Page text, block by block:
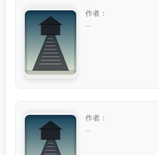
作者：
作者：